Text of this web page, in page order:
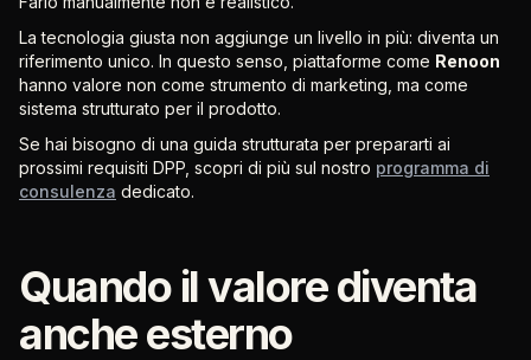
La tecnologia giusta non aggiunge un livello in più: diventa un
riferimento unico. In questo senso, piattaforme come Renoon
hanno valore non come strumento di marketing, ma come
sistema strutturato per il prodotto.
Se hai bisogno di una guida strutturata per prepararti ai
prossimi requisiti DPP, scopri di più sul nostro programma di
consulenza dedicato.
Quando il valore diventa
anche esterno